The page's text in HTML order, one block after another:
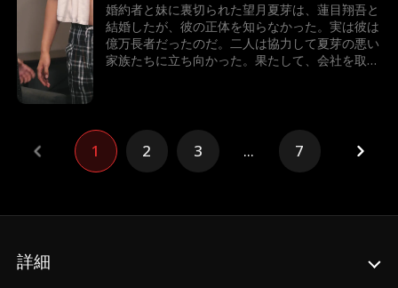
婚約者と妹に裏切られた望月夏芽は、蓮目翔吾と
結婚したが、彼の正体を知らなかった。実は彼は
億万長者だったのだ。二人は協力して夏芽の悪い
家族たちに立ち向かった。果たして、会社を取り
1 2 3 ... 7
詳細